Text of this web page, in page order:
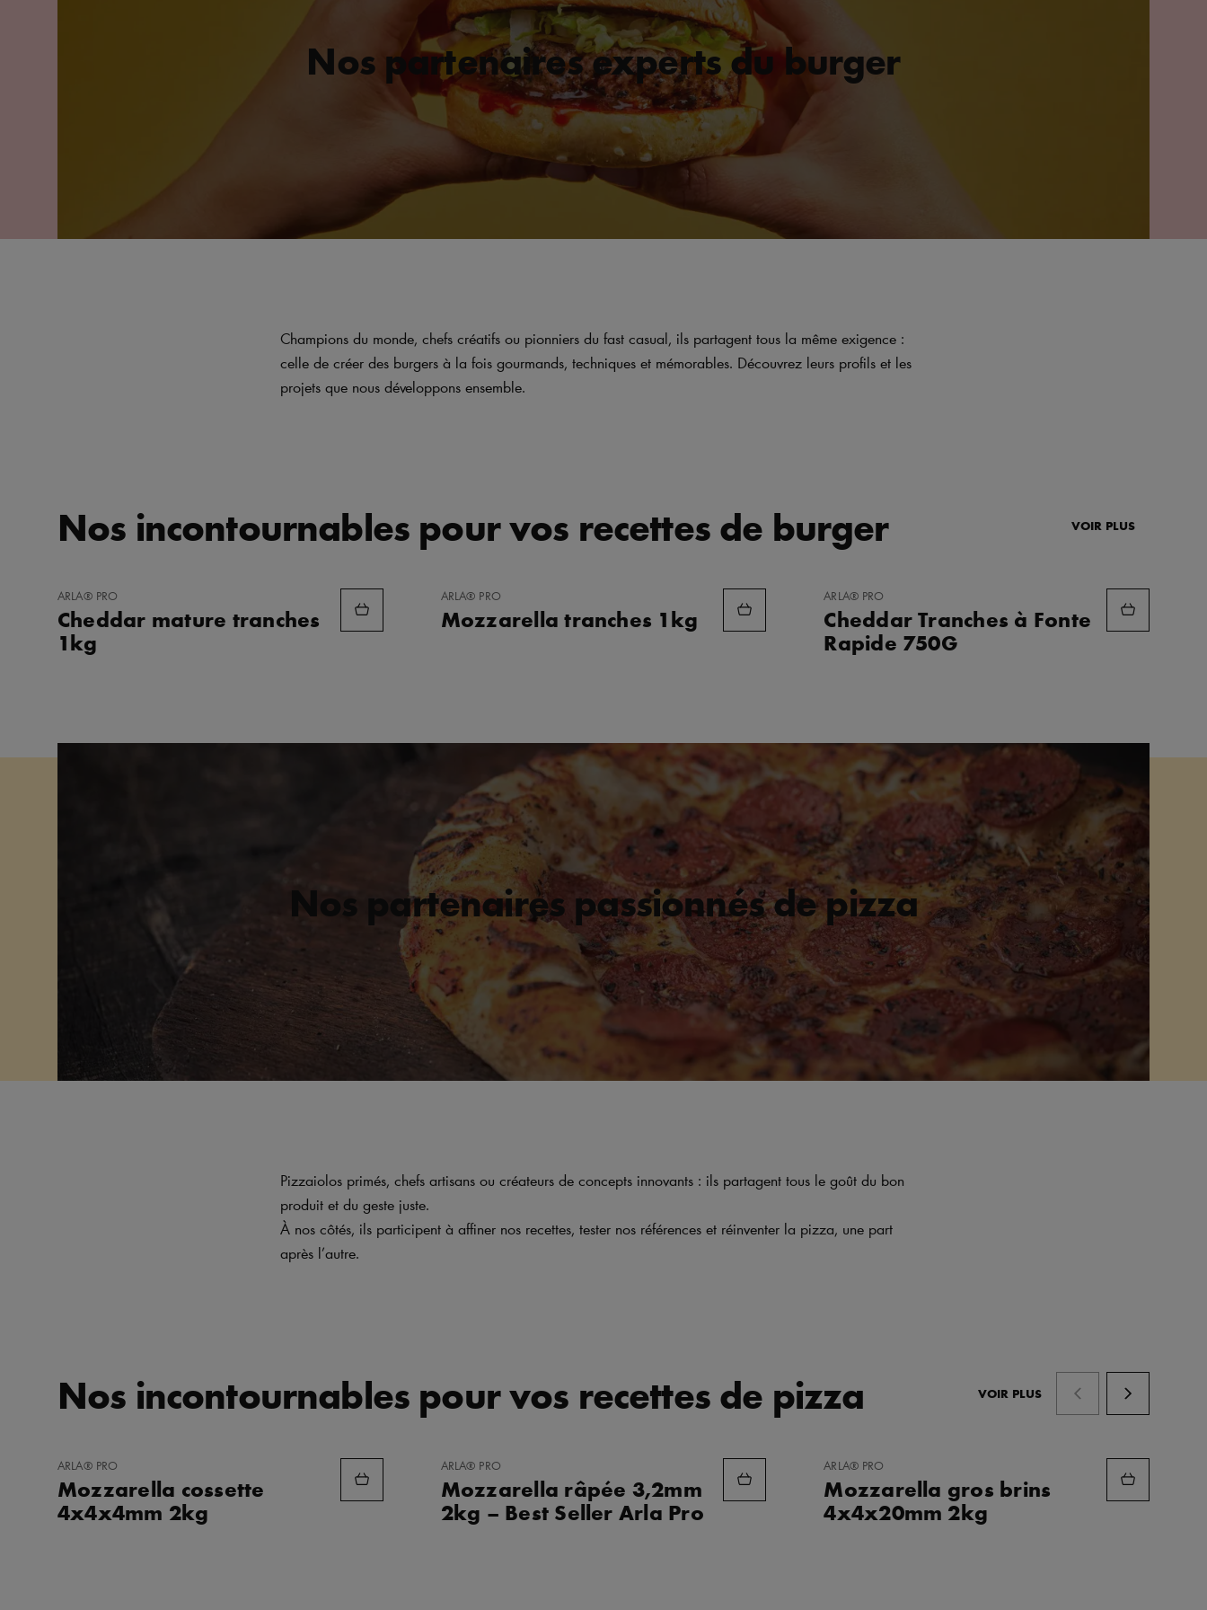
Nos partenaires experts du burger
Champions du monde, chefs créatifs ou pionniers du fast casual, ils partagent tous la même exigence :
celle de créer des burgers à la fois gourmands, techniques et mémorables. Découvrez leurs profils et les
projets que nous développons ensemble.
Nos incontournables pour vos recettes de burger VOIR PLUS
AJOUTER
FAVORIS
ARLA® PRO
Cheddar mature tranches
1kg
AJOUTER
FAVORIS
ARLA® PRO
Mozzarella tranches 1kg
AJOUTER
FAVORIS
ARLA® PRO
Cheddar Tranches à Fonte
Rapide 750G
Nos partenaires passionnés de pizza
Pizzaiolos primés, chefs artisans ou créateurs de concepts innovants : ils partagent tous le goût du bon
produit et du geste juste.
À nos côtés, ils participent à affiner nos recettes, tester nos références et réinventer la pizza, une part
après l’autre.
Nos incontournables pour vos recettes de pizza VOIR PLUS
AJOUTER
FAVORIS
ARLA® PRO
Mozzarella cossette
4x4x4mm 2kg
AJOUTER
FAVORIS
ARLA® PRO
Mozzarella râpée 3,2mm
2kg – Best Seller Arla Pro
AJOUTER
FAVORIS
ARLA® PRO
Mozzarella gros brins
4x4x20mm 2kg